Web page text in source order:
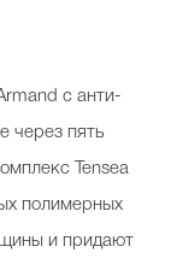
с анти-
через пять
Tensea
полимерных
и придают